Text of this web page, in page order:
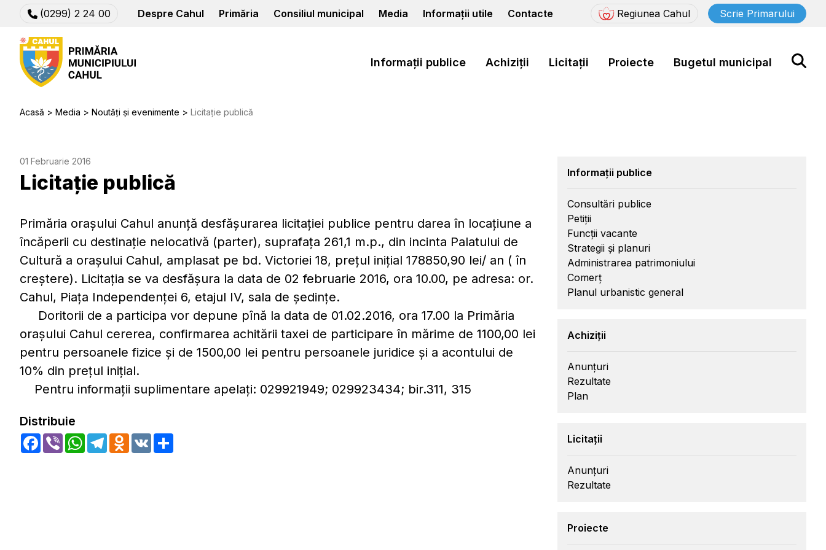
(0299) 2 24 00 Despre Cahul Primăria Consiliul municipal Media Informații utile Contacte Regiunea Cahul Scrie Primarului
Informații publice Achiziții Licitații Proiecte Bugetul municipal
Acasă Media Noutăți și evenimente Licitație publică
01 Februarie 2016
Licitație publică
Primăria oraşului Cahul anunţă desfăşurarea licitaţiei publice pentru darea în locaţiune a
încăperii cu destinaţie nelocativă (parter), suprafaţa 261,1 m.p., din incinta Palatului de
Cultură a oraşului Cahul, amplasat pe bd. Victoriei 18, preţul iniţial 178850,90 lei/ an ( în
creştere). Licitaţia se va desfăşura la data de 02 februarie 2016, ora 10.00, pe adresa: or.
Cahul, Piaţa Independenţei 6, etajul IV, sala de şedinţe.
Doritorii de a participa vor depune pînă la data de 01.02.2016, ora 17.00 la Primăria
oraşului Cahul cererea, confirmarea achitării taxei de participare în mărime de 1100,00 lei
pentru persoanele fizice şi de 1500,00 lei pentru persoanele juridice şi a acontului de
10% din preţul iniţial.
Pentru informaţii suplimentare apelaţi: 029921949; 029923434; bir.311, 315
Distribuie
Facebook
Viber WhatsApp
TelegramOdnoklassniki
VK
Informații publice
Consultări publice
Petiții
Funcții vacante
Strategii și planuri
Administrarea patrimoniului
Comerț
Planul urbanistic general
Achiziții
Anunțuri
Rezultate
Plan
Licitații
Anunțuri
Rezultate
Proiecte